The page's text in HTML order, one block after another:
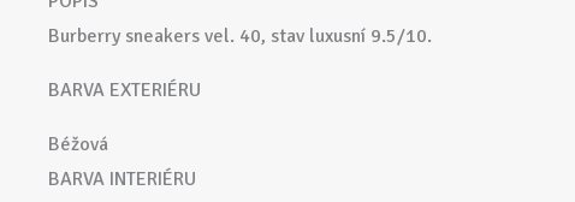
Burberry sneakers vel. 40, stav luxusní 9.5/10.
BARVA EXTERIÉRU
Béžová
BARVA INTERIÉRU